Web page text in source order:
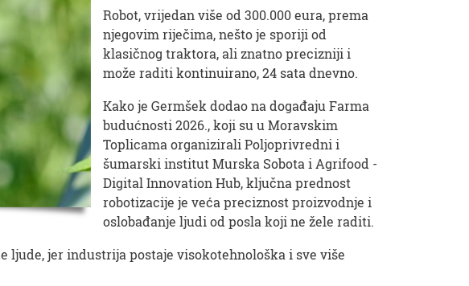
Robot, vrijedan više od 300.000 eura, prema
njegovim riječima, nešto je sporiji od
klasičnog traktora, ali znatno precizniji i
može raditi kontinuirano, 24 sata dnevno.
Kako je Germšek dodao na događaju Farma
budućnosti 2026., koji su u Moravskim
Toplicama organizirali Poljoprivredni i
šumarski institut Murska Sobota i Agrifood -
Digital Innovation Hub, ključna prednost
robotizacije je veća preciznost proizvodnje i
oslobađanje ljudi od posla koji ne žele raditi.
ljude, jer industrija postaje visokotehnološka i sve više